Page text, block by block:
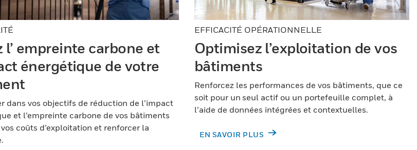
l’ empreinte carbone et
énergétique de votre
dans vos objectifs de réduction de l’impact
et l’empreinte carbone de vos bâtiments
coûts d’exploitation et renforcer la
EFFICACITÉ OPÉRATIONNELLE
Optimisez l’exploitation de vos
bâtiments
Renforcez les performances de vos bâtiments, que ce
soit pour un seul actif ou un portefeuille complet, à
l’aide de données intégrées et contextuelles.
EN SAVOIR PLUS